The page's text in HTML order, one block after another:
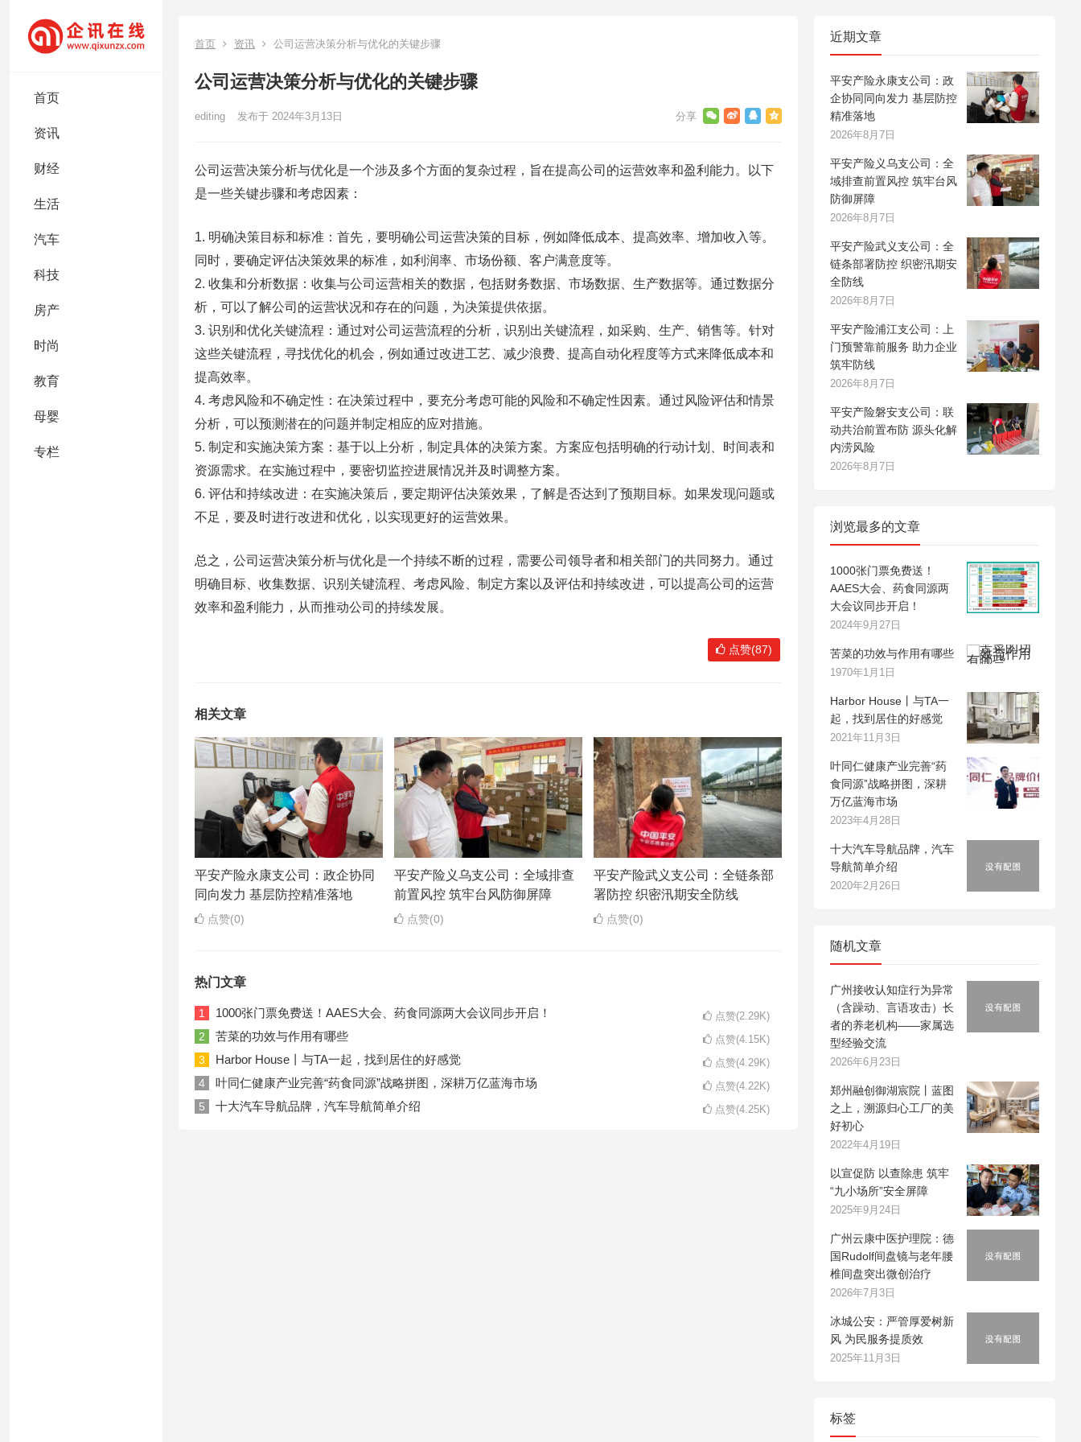
首页
资讯
财经
生活
汽车
科技
房产
时尚
教育
母婴
专栏
首页 资讯 公司运营决策分析与优化的关键步骤
公司运营决策分析与优化的关键步骤
editing 发布于 2024年3月13日
公司运营决策分析与优化是一个涉及多个方面的复杂过程，旨在提高公司的运营效率和盈利能力。以下
是一些关键步骤和考虑因素：
1. 明确决策目标和标准：首先，要明确公司运营决策的目标，例如降低成本、提高效率、增加收入等。
同时，要确定评估决策效果的标准，如利润率、市场份额、客户满意度等。
2. 收集和分析数据：收集与公司运营相关的数据，包括财务数据、市场数据、生产数据等。通过数据分
析，可以了解公司的运营状况和存在的问题，为决策提供依据。
3. 识别和优化关键流程：通过对公司运营流程的分析，识别出关键流程，如采购、生产、销售等。针对
这些关键流程，寻找优化的机会，例如通过改进工艺、减少浪费、提高自动化程度等方式来降低成本和
提高效率。
4. 考虑风险和不确定性：在决策过程中，要充分考虑可能的风险和不确定性因素。通过风险评估和情景
分析，可以预测潜在的问题并制定相应的应对措施。
5. 制定和实施决策方案：基于以上分析，制定具体的决策方案。方案应包括明确的行动计划、时间表和
资源需求。在实施过程中，要密切监控进展情况并及时调整方案。
6. 评估和持续改进：在实施决策后，要定期评估决策效果，了解是否达到了预期目标。如果发现问题或
不足，要及时进行改进和优化，以实现更好的运营效果。
总之，公司运营决策分析与优化是一个持续不断的过程，需要公司领导者和相关部门的共同努力。通过
明确目标、收集数据、识别关键流程、考虑风险、制定方案以及评估和持续改进，可以提高公司的运营
效率和盈利能力，从而推动公司的持续发展。
点赞(87)
相关文章
平安产险永康支公司：政企协同
同向发力 基层防控精准落地
点赞(0)
平安产险义乌支公司：全域排查
前置风控 筑牢台风防御屏障
点赞(0)
平安产险武义支公司：全链条部
署防控 织密汛期安全防线
点赞(0)
热门文章
1 1000张门票免费送！AAES大会、药食同源两大会议同步开启！ 点赞(2.29K)
2 苦菜的功效与作用有哪些 点赞(4.15K)
3 Harbor House丨与TA一起，找到居住的好感觉 点赞(4.29K)
4 叶同仁健康产业完善“药食同源”战略拼图，深耕万亿蓝海市场 点赞(4.22K)
5 十大汽车导航品牌，汽车导航简单介绍 点赞(4.25K)
近期文章
平安产险永康支公司：政
企协同同向发力 基层防控
精准落地
2026年8月7日
平安产险义乌支公司：全
域排查前置风控 筑牢台风
防御屏障
2026年8月7日
平安产险武义支公司：全
链条部署防控 织密汛期安
全防线
2026年8月7日
平安产险浦江支公司：上
门预警靠前服务 助力企业
筑牢防线
2026年8月7日
平安产险磐安支公司：联
动共治前置布防 源头化解
内涝风险
2026年8月7日
浏览最多的文章
1000张门票免费送！
AAES大会、药食同源两
大会议同步开启！
2024年9月27日
苦菜的功效与作用有哪些
1970年1月1日
Harbor House丨与TA一
起，找到居住的好感觉
2021年11月3日
叶同仁健康产业完善“药
食同源”战略拼图，深耕
万亿蓝海市场
2023年4月28日
十大汽车导航品牌，汽车
导航简单介绍
2020年2月26日
随机文章
广州接收认知症行为异常
（含躁动、言语攻击）长
者的养老机构——家属选
型经验交流
2026年6月23日
郑州融创御湖宸院丨蓝图
之上，溯源归心工厂的美
好初心
2022年4月19日
以宣促防 以查除患 筑牢
“九小场所”安全屏障
2025年9月24日
广州云康中医护理院：德
国Rudolf间盘镜与老年腰
椎间盘突出微创治疗
2026年7月3日
冰城公安：严管厚爱树新
风 为民服务提质效
2025年11月3日
标签